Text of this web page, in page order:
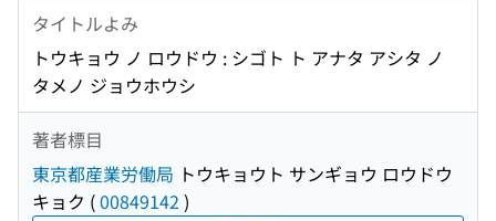
タイトルよみ
トウキョウ ノ ロウドウ : シゴト ト アナタ アシタ ノ
タメノ ジョウホウシ
著者標目
東京都産業労働局 トウキョウト サンギョウ ロウドウ
キョク (00849142 )